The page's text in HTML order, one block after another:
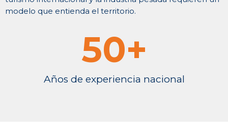
modelo que entienda el territorio.
Años de experiencia nacional
50+